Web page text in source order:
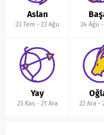
Aslan
23 Tem -23 Ağu 24 Ağu-
Yay
23 Kas- 21 Ara 22 Ara -